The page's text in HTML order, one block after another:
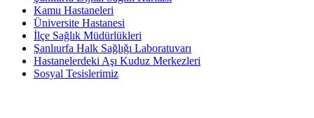
Kamu Hastaneleri
Üniversite Hastanesi
İlçe Sağlık Müdürlükleri
Şanlıurfa Halk Sağlığı Laboratuvarı
Hastanelerdeki Aşı Kuduz Merkezleri
Sosyal Tesislerimiz